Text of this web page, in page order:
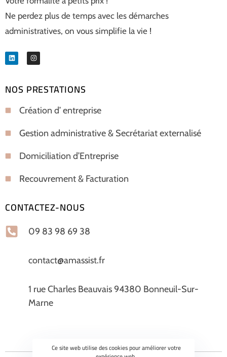
Ne perdez plus de temps avec les démarches
administratives, on vous simplifie la vie !
NOS PRESTATIONS
Création d’ entreprise
Gestion administrative & Secrétariat externalisé
Domiciliation d’Entreprise
Recouvrement & Facturation
CONTACTEZ-NOUS
09 83 98 69 38
contact@amassist.fr
1 rue Charles Beauvais 94380 Bonneuil-Sur-
Marne
Ce site web utilise des cookies pour améliorer votre